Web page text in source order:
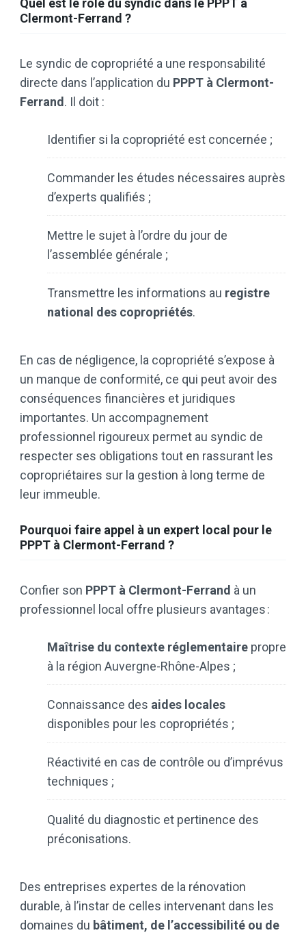
Quel est le rôle du syndic dans le PPPT à
Clermont-Ferrand ?
Le syndic de copropriété a une responsabilité
directe dans l’application du PPPT à Clermont-
Ferrand . Il doit :
Identifier si la copropriété est concernée ;
Commander les études nécessaires auprès
d’experts qualifiés ;
Mettre le sujet à l’ordre du jour de
l’assemblée générale ;
Transmettre les informations au registre
national des copropriétés.
En cas de négligence, la copropriété s’expose à
un manque de conformité, ce qui peut avoir des
conséquences financières et juridiques
importantes. Un accompagnement
professionnel rigoureux permet au syndic de
respecter ses obligations tout en rassurant les
copropriétaires sur la gestion à long terme de
leur immeuble.
Pourquoi faire appel à un expert local pour le
PPPT à Clermont-Ferrand ?
Confier son PPPT à Clermont-Ferrand à un
professionnel local offre plusieurs avantages :
Maîtrise du contexte réglementaire propre
à la région Auvergne-Rhône-Alpes ;
Connaissance des aides locales
disponibles pour les copropriétés ;
Réactivité en cas de contrôle ou d’imprévus
techniques ;
Qualité du diagnostic et pertinence des
préconisations.
Des entreprises expertes de la rénovation
durable, à l’instar de celles intervenant dans les
domaines du bâtiment, de l’accessibilité ou de